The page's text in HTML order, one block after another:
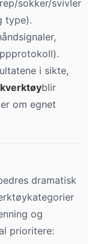
sokker/svivler
type).
i sikte,
blir
om egnet
dramatisk
og
prioritere: